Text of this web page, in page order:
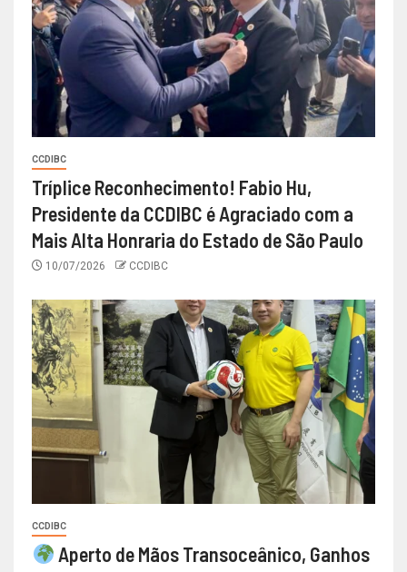
CCDIBC
Tríplice Reconhecimento! Fabio Hu,
Presidente da CCDIBC é Agraciado com a
Mais Alta Honraria do Estado de São Paulo
10/07/2026 CCDIBC
CCDIBC
Aperto de Mãos Transoceânico, Ganhos